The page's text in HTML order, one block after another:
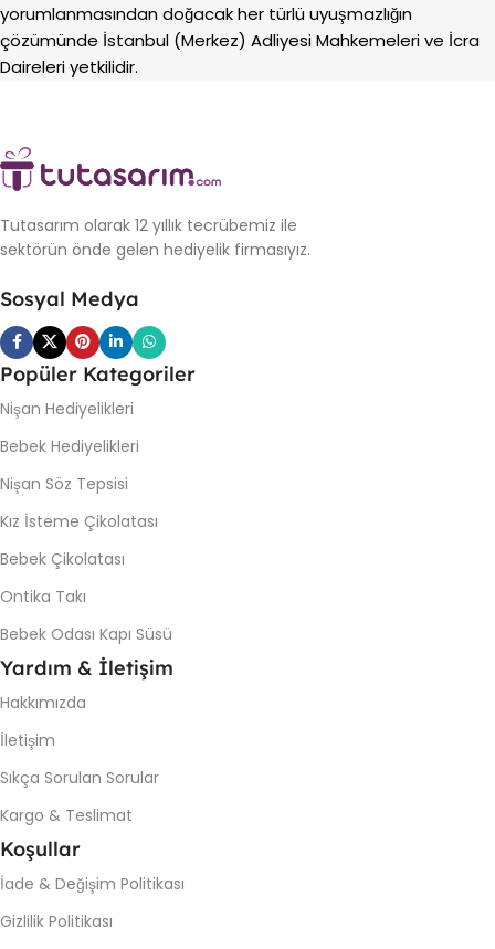
yorumlanmasından doğacak her türlü uyuşmazlığın
çözümünde İstanbul (Merkez) Adliyesi Mahkemeleri ve İcra
Daireleri yetkilidir.
Tutasarım olarak 12 yıllık tecrübemiz ile
sektörün önde gelen hediyelik firmasıyız.
Sosyal Medya
Popüler Kategoriler
Nişan Hediyelikleri
Bebek Hediyelikleri
Nişan Söz Tepsisi
Kız İsteme Çikolatası
Bebek Çikolatası
Ontika Takı
Bebek Odası Kapı Süsü
Yardım & İletişim
Hakkımızda
İletişim
Sıkça Sorulan Sorular
Kargo & Teslimat
Koşullar
İade & Değişim Politikası
Gizlilik Politikası